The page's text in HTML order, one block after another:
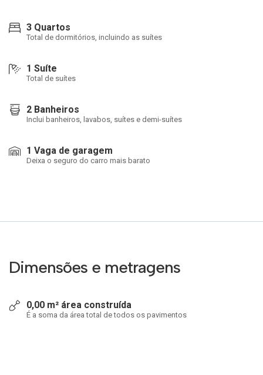
3 Quartos
Total de dormitórios, incluindo as suítes
1 Suíte
Total de suítes
2 Banheiros
Inclui banheiros, lavabos, suítes e demi-suítes
1 Vaga de garagem
Deixa o seguro do carro mais barato
Dimensões e metragens
0,00 m² área construída
É a soma da área total de todos os pavimentos